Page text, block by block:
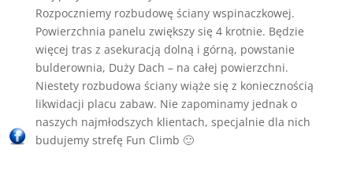
Rozpoczniemy rozbudowę ściany wspinaczkowej.
Powierzchnia panelu zwiększy się 4 krotnie. Będzie
więcej tras z asekuracją dolną i górną, powstanie
bulderownia, Duży Dach – na całej powierzchni.
Niestety rozbudowa ściany wiąże się z koniecznością
likwidacji placu zabaw. Nie zapominamy jednak o
naszych najmłodszych klientach, specjalnie dla nich
budujemy strefę Fun Climb 🙂